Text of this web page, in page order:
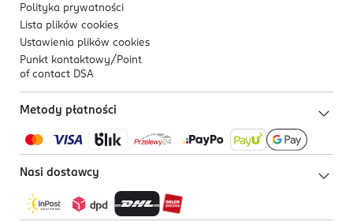
Polityka prywatności
Lista plików cookies
Ustawienia plików cookies
Punkt kontaktowy/ Point
of contact DSA
Metody płatności
Nasi dostawcy